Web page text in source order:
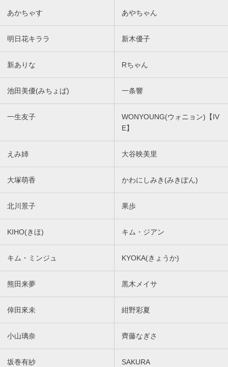
あかちゃす あやちゃん
明日花キララ 新木優子
新ありな Rちゃん
池田美優(みちょぱ) 一条響
一生友子
WONYOUNG(ウォニョン)【IV
E】
えみ姉 大谷映美里
大塚萌香 かわにしみき(みきぽん)
北川景子 果歩
KIHO(きほ) キム・ジアン
キム・ミンジュ KYOKA(きょうか)
熊田来夢 黒木メイサ
倖田來未 紺野彩夏
小山璃奈 齊藤なぎさ
坂巻有紗 SAKURA